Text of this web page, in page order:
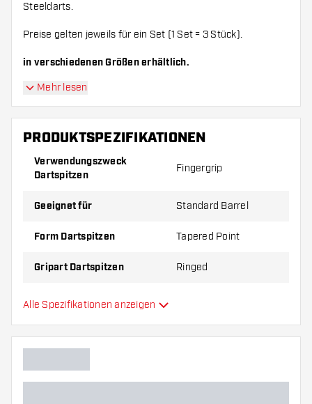
Steeldarts.
Preise gelten jeweils für ein Set (1 Set = 3 Stück).
in verschiedenen Größen erhältlich.
Mehr lesen
PRODUKTSPEZIFIKATIONEN
Verwendungszweck
Dartspitzen
Fingergrip
Geeignet für Standard Barrel
Form Dartspitzen Tapered Point
Gripart Dartspitzen Ringed
Gripzone Dartspitzen
Hauptfarbe
Alle Spezifikationen anzeigen